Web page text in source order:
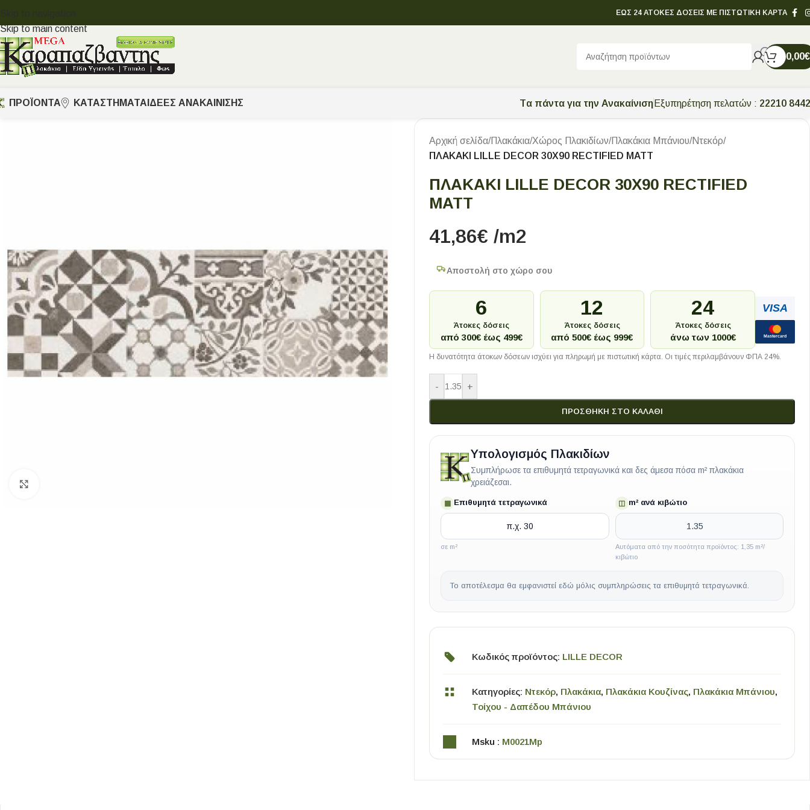
Skip to navigation
Skip to main content
ΕΩΣ 24 ΑΤΟΚΕΣ ΔΟΣΕΙΣ ΜΕ ΠΙΣΤΩΤΙΚΗ ΚΑΡΤΑ
0,00€
ΠΡΟΪΟΝΤΑ ΚΑΤΑΣΤΗΜΑΤΑ ΙΔΈΕΣ ΑΝΑΚΑΊΝΙΣΗΣ Tα πάντα για την Ανακαίνιση Εξυπηρέτηση πελατών : 22210
Αρχική σελίδα/Πλακάκια/Χώρος Πλακιδίων/Πλακάκια Μπάνιου/Ντεκόρ/
ΠΛΑΚΑΚΙ LILLE DECOR 30X90 RECTIFIED MATT
ΠΛΑΚΑΚΙ LILLE DECOR 30X90 RECTIFIED
MATT
41,86€ /m2
Αποστολή στο χώρο σου
6
Άτοκες δόσεις
από 300€ έως 499€
12
Άτοκες δόσεις
από 500€ έως 999€
24
Άτοκες δόσεις
άνω των 1000€
VISA
Mastercard
Η δυνατότητα άτοκων δόσεων ισχύει για πληρωμή με πιστωτική κάρτα. Οι τιμές περιλαμβάνουν ΦΠΑ 24%.
- +
ΠΡΟΣΘΉΚΗ ΣΤΟ ΚΑΛΆΘΙ
Υπολογισμός Πλακιδίων
Συμπλήρωσε τα επιθυμητά τετραγωνικά και δες άμεσα πόσα m² πλακάκια
χρειάζεσαι.
▦ Επιθυμητά τετραγωνικά
σε m²
◫ m² ανά κιβώτιο
Αυτόματα από την ποσότητα προϊόντος: 1,35 m²/
κιβώτιο
Το αποτέλεσμα θα εμφανιστεί εδώ μόλις συμπληρώσεις τα επιθυμητά τετραγωνικά.
Κωδικός προϊόντος: LILLE DECOR
Κατηγορίες: Ντεκόρ, Πλακάκια, Πλακάκια Κουζίνας, Πλακάκια Μπάνιου,
Τοίχου - Δαπέδου Μπάνιου
Msku : M0021Mp